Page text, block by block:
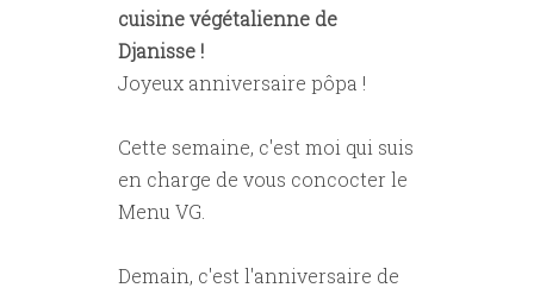
cuisine végétalienne de
Djanisse !
Joyeux anniversaire pôpa !
Cette semaine, c'est moi qui suis
en charge de vous concocter le
Menu VG.
Demain, c'est l'anniversaire de